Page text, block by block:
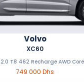
Volvo
XC60
T8 462 Recharge AWD Core
749 000 Dhs